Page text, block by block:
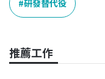
o
o
研發替代役
推薦工作